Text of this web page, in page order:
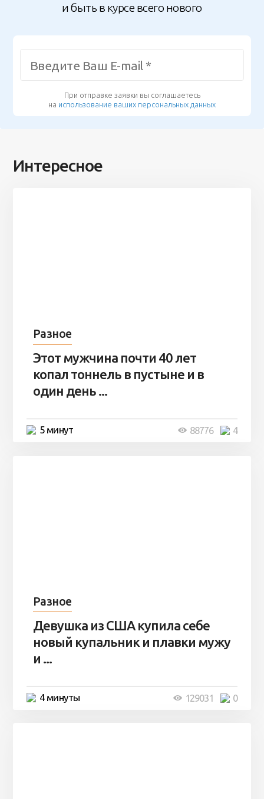
и быть в курсе всего нового
При отправке заявки вы соглашаетесь
на использование ваших персональных данных
Интересное
Разное
Этот мужчина почти 40 лет
копал тоннель в пустыне и в
один день ...
5 минут 4
88776
Разное
Девушка из США купила себе
новый купальник и плавки мужу
и ...
4 минуты 0
129031